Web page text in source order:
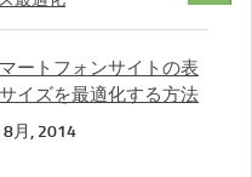
ートフォンサイトの表
イズを最適化する方法
8月, 2014